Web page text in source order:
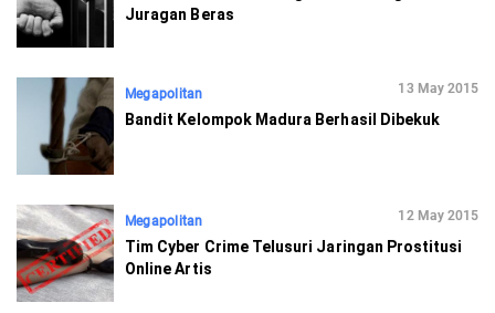
Juragan Beras
Megapolitan 13 May 2015
Bandit Kelompok Madura Berhasil Dibekuk
Megapolitan 12 May 2015
Tim Cyber Crime Telusuri Jaringan Prostitusi
Online Artis